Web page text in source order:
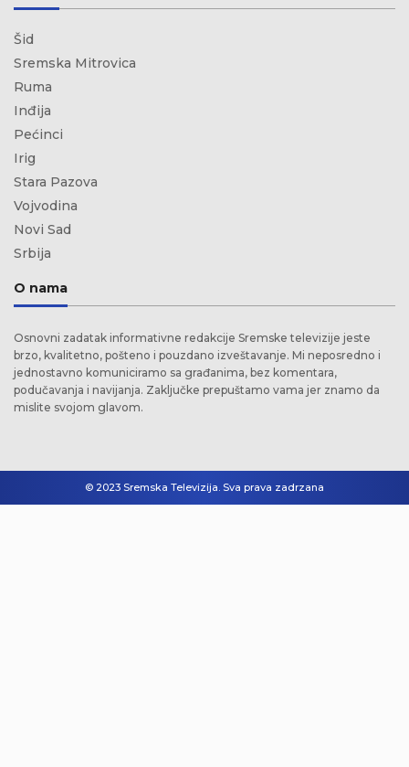
Šid
Sremska Mitrovica
Ruma
Inđija
Pećinci
Irig
Stara Pazova
Vojvodina
Novi Sad
Srbija
O nama
Osnovni zadatak informativne redakcije Sremske televizije jeste
brzo, kvalitetno, pošteno i pouzdano izveštavanje. Mi neposredno i
jednostavno komuniciramo sa građanima, bez komentara,
podučavanja i navijanja. Zaključke prepuštamo vama jer znamo da
mislite svojom glavom.
© 2023 Sremska Televizija. Sva prava zadrzana